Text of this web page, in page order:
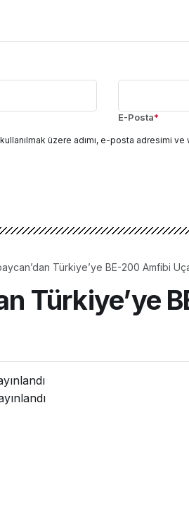
E-Posta*
üzere adımı, e-posta adresimi
Türkiye’ye BE-200 Amfibi
Türkiye’ye